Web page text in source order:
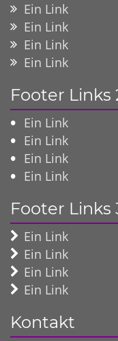
Ein Link
Ein Link
Ein Link
Ein Link
Footer Links
Ein Link
Ein Link
Ein Link
Ein Link
Footer Links
Ein Link
Ein Link
Ein Link
Ein Link
Kontakt